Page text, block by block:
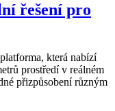
řešení pro
která nabízí
prostředí v reálném
přizpůsobení různým